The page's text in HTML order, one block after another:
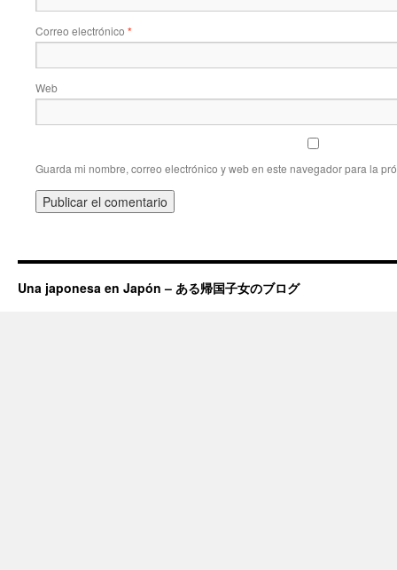
Correo electrónico *
Web
Guarda mi nombre, correo electrónico y web en este navegador para la
Una japonesa en Japón – ある帰国子女のブログ